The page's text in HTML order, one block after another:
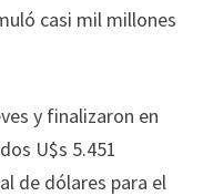
casi mil millones
y finalizaron en
U$s 5.451
de dólares para el